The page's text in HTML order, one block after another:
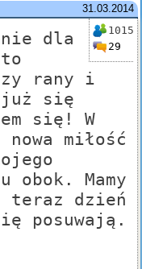
31.03.2014
1015
29
dla
rany i
już się
się! W
miłość
obok. Mamy
teraz dzień
posuwają.